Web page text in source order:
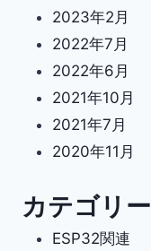
2023年2月
2022年7月
2022年6月
2021年10月
2021年7月
2020年11月
カテゴリー
ESP32関連